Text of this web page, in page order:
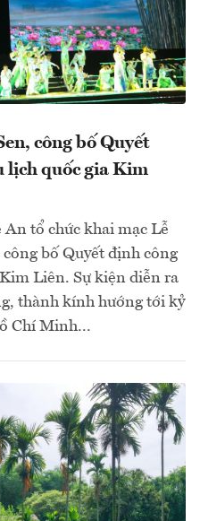
công bố Quyết
lịch quốc gia Kim
tổ chức khai mạc Lễ
bố Quyết định công
Liên. Sự kiện diễn ra
thành kính hướng tới kỷ
Chí Minh...